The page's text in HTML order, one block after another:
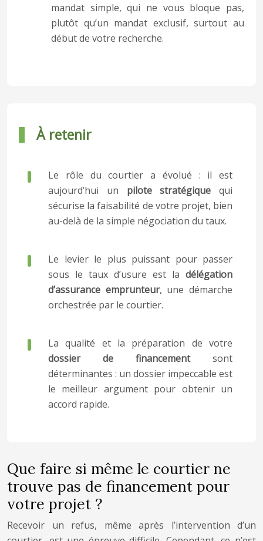
mandat simple, qui ne vous bloque pas,
plutôt qu’un mandat exclusif, surtout au
début de votre recherche.
À retenir
Le rôle du courtier a évolué : il est
aujourd’hui un pilote stratégique qui
sécurise la faisabilité de votre projet, bien
au-delà de la simple négociation du taux.
Le levier le plus puissant pour passer
sous le taux d’usure est la délégation
d’assurance emprunteur, une démarche
orchestrée par le courtier.
La qualité et la préparation de votre
dossier de financementsont
déterminantes : un dossier impeccable est
le meilleur argument pour obtenir un
accord rapide.
Que faire si même le courtier ne
trouve pas de financement pour
votre projet ?
Recevoir un refus, même après l’intervention d’un